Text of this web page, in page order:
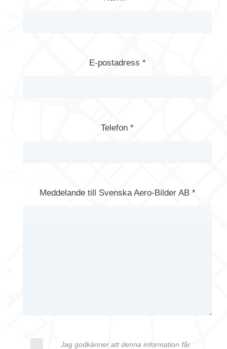
E-postadress *
Telefon *
Meddelande till Svenska Aero-Bilder AB *
Jag godkänner att denna information får